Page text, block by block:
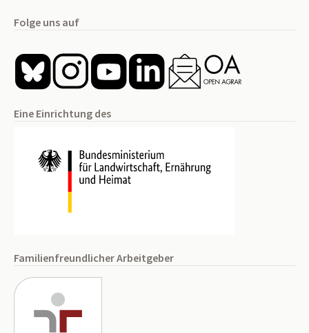
Folge uns auf
Eine Einrichtung des
Familienfreundlicher Arbeitgeber